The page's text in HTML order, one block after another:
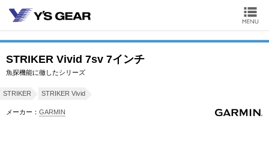
STRIKER Vivid 7sv 7インチ
魚探機能に徹したシリーズ
STRIKER STRIKER Vivid
メーカー： GARMIN